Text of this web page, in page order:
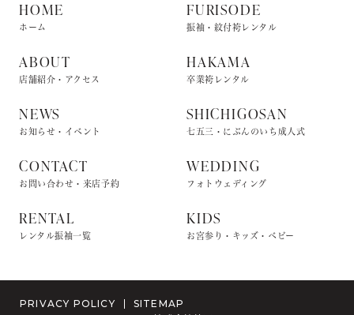
HOME
ホーム
ABOUT
店舗紹介・アクセス
NEWS
お知らせ・イベント
CONTACT
お問い合わせ・来店予約
RENTAL
レンタル振袖一覧
FURISODE
振袖・紋付袴レンタル
HAKAMA
卒業袴レンタル
SHICHIGOSAN
七五三・にぶんのいち成人式
WEDDING
フォトウェディング
KIDS
お宮参り・キッズ・ベビー
PRIVACY POLICY
SITEMAP